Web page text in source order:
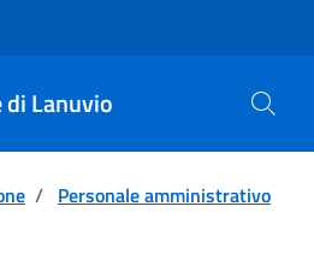
di Lanuvio
/ Personale amministrativo